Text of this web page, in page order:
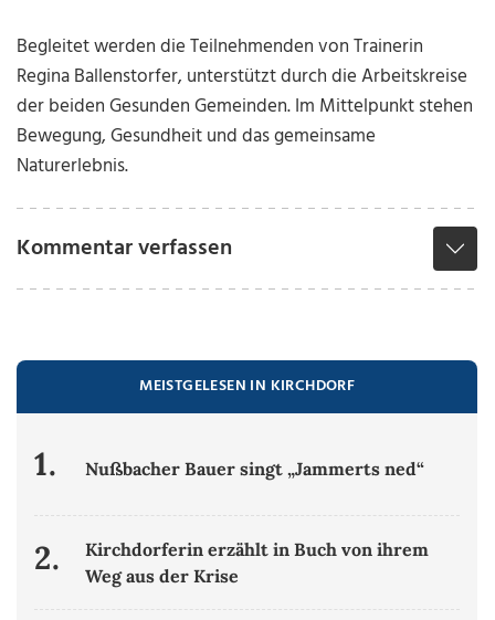
Begleitet werden die Teilnehmenden von Trainerin
Regina Ballenstorfer, unterstützt durch die Arbeitskreise
der beiden Gesunden Gemeinden. Im Mittelpunkt stehen
Bewegung, Gesundheit und das gemeinsame
Naturerlebnis.
Kommentar verfassen
MEISTGELESEN IN KIRCHDORF
1. Nußbacher Bauer singt „Jammerts ned“
2.
Kirchdorferin erzählt in Buch von ihrem
Weg aus der Krise